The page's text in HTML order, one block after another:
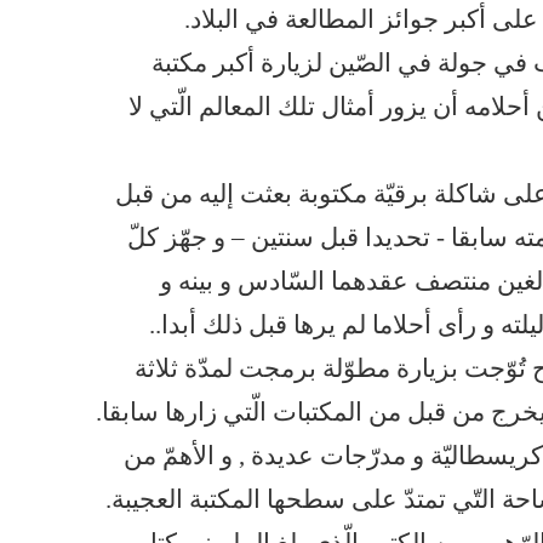
أكبر جوائز المطالعة في البلاد.
في جولة في الصّين لزيارة أكبر مكتبة
أن يزور أمثال تلك المعالم الّتي لا
شاكلة برقيّة مكتوبة بعثت إليه من قبل
سابقا - تحديدا قبل سنتين – و جهّز كلّ
منتصف عقدهما السّادس و بينه و
و رأى أحلاما لم يرها قبل ذلك أبدا..
تُوّجت بزيارة مطوّلة برمجت لمدّة ثلاثة
من قبل من المكتبات الّتي زارها سابقا.
و مدرّجات عديدة , و الأهمّ من
التّي تمتدّ على سطحها المكتبة العجيبة.